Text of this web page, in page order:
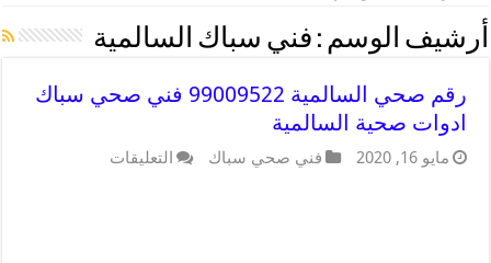
أرشيف الوسم : فني سباك السالمية
رقم صحي السالمية 99009522 فني صحي سباك
ادوات صحية السالمية
مايو 16, 2020 فني صحي سباك التعليقات